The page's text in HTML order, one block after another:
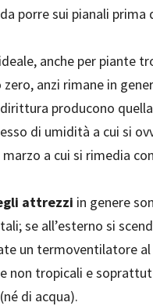
porre sui pianali prima
anche per piante
anzi rimane in
producono
di umidità a cui si
a cui si rimedia
attrezzi in genere
se all’esterno si
un termoventilatore
non tropicali e
di acqua).